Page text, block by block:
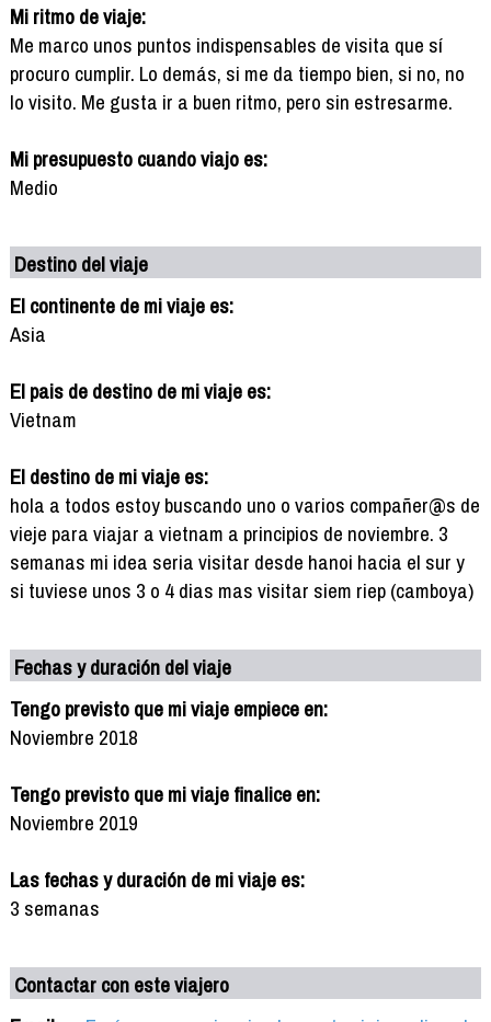
Mi ritmo de viaje:
Me marco unos puntos indispensables de visita que sí
procuro cumplir. Lo demás, si me da tiempo bien, si no, no
lo visito. Me gusta ir a buen ritmo, pero sin estresarme.
Mi presupuesto cuando viajo es:
Medio
Destino del viaje
El continente de mi viaje es:
Asia
El pais de destino de mi viaje es:
Vietnam
El destino de mi viaje es:
hola a todos estoy buscando uno o varios compañer@s de
vieje para viajar a vietnam a principios de noviembre. 3
semanas mi idea seria visitar desde hanoi hacia el sur y
si tuviese unos 3 o 4 dias mas visitar siem riep (camboya)
Fechas y duración del viaje
Tengo previsto que mi viaje empiece en:
Noviembre 2018
Tengo previsto que mi viaje finalice en:
Noviembre 2019
Las fechas y duración de mi viaje es:
3 semanas
Contactar con este viajero